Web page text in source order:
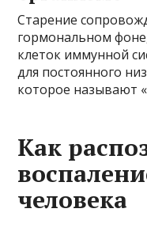
Старение
гормональном
клеток иммунной
для постоянного
которое называют
Как
человека